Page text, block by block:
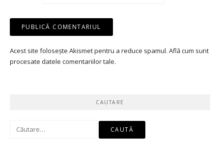
Acest site folosește Akismet pentru a reduce spamul. Află cum sunt
procesate datele comentariilor tale.
CAUTARE
Caută